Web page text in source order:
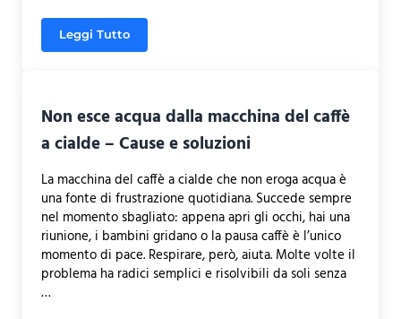
Leggi TuttoPower bank lampeggia ma non carica – Cause e
Non esce acqua dalla macchina del caffè
a cialde – Cause e soluzioni
La macchina del caffè a cialde che non eroga acqua è
una fonte di frustrazione quotidiana. Succede sempre
nel momento sbagliato: appena apri gli occhi, hai una
riunione, i bambini gridano o la pausa caffè è l’unico
momento di pace. Respirare, però, aiuta. Molte volte il
problema ha radici semplici e risolvibili da soli senza
…